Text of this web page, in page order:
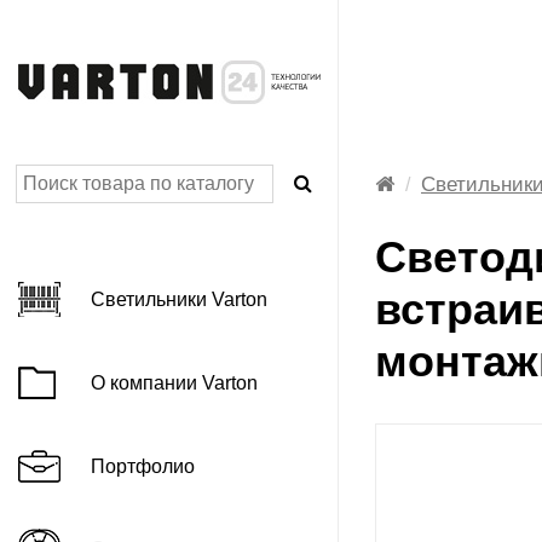
Светильники Varton
О компании Varton
Портфолио
BASIC категория
C серия IP54
E-серия 3.0 для классов
профессиональная